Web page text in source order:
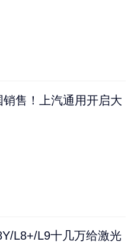
售！上汽通用开启大
L8+/L9十几万给激光